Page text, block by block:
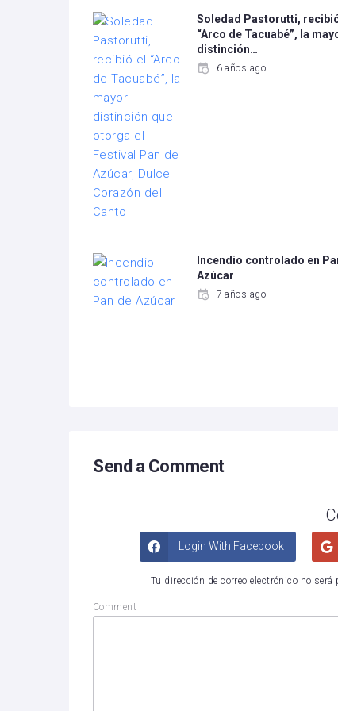
Soledad Pastorutti,
“Arco de Tacuabé”, la
distinción…
6 años ago
Incendio controlado en
Azúcar
7 años ago
Send a Comment
Login With Facebook
Tu dirección de correo electrónico no será
Comment